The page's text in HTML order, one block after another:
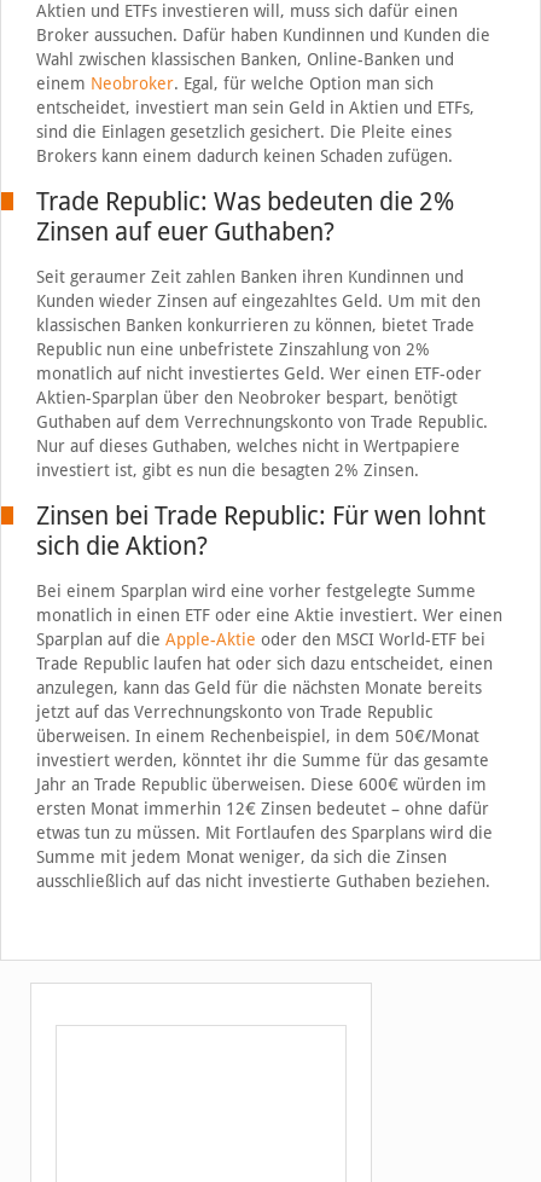
Aktien und ETFs investieren will, muss sich dafür einen
Broker aussuchen. Dafür haben Kundinnen und Kunden die
Wahl zwischen klassischen Banken, Online-Banken und
einem Neobroker. Egal, für welche Option man sich
entscheidet, investiert man sein Geld in Aktien und ETFs,
sind die Einlagen gesetzlich gesichert. Die Pleite eines
Brokers kann einem dadurch keinen Schaden zufügen.
Trade Republic: Was bedeuten die 2%
Zinsen auf euer Guthaben?
Seit geraumer Zeit zahlen Banken ihren Kundinnen und
Kunden wieder Zinsen auf eingezahltes Geld. Um mit den
klassischen Banken konkurrieren zu können, bietet Trade
Republic nun eine unbefristete Zinszahlung von 2%
monatlich auf nicht investiertes Geld. Wer einen ETF-oder
Aktien-Sparplan über den Neobroker bespart, benötigt
Guthaben auf dem Verrechnungskonto von Trade Republic.
Nur auf dieses Guthaben, welches nicht in Wertpapiere
investiert ist, gibt es nun die besagten 2% Zinsen.
Zinsen bei Trade Republic: Für wen lohnt
sich die Aktion?
Bei einem Sparplan wird eine vorher festgelegte Summe
monatlich in einen ETF oder eine Aktie investiert. Wer einen
Sparplan auf die Apple-Aktie oder den MSCI World-ETF bei
Trade Republic laufen hat oder sich dazu entscheidet, einen
anzulegen, kann das Geld für die nächsten Monate bereits
jetzt auf das Verrechnungskonto von Trade Republic
überweisen. In einem Rechenbeispiel, in dem 50€/Monat
investiert werden, könntet ihr die Summe für das gesamte
Jahr an Trade Republic überweisen. Diese 600€ würden im
ersten Monat immerhin 12€ Zinsen bedeutet – ohne dafür
etwas tun zu müssen. Mit Fortlaufen des Sparplans wird die
Summe mit jedem Monat weniger, da sich die Zinsen
ausschließlich auf das nicht investierte Guthaben beziehen.